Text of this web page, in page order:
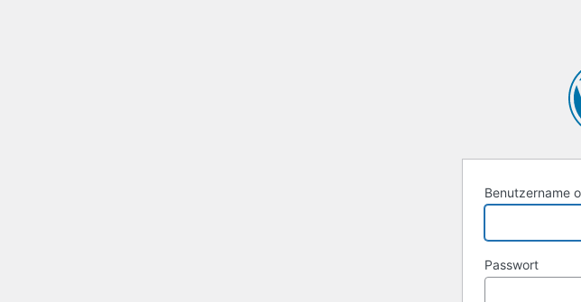
Benutzername
Passwort